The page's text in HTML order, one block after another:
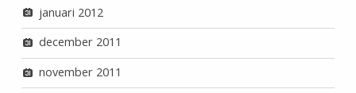
januari 2012
december 2011
november 2011